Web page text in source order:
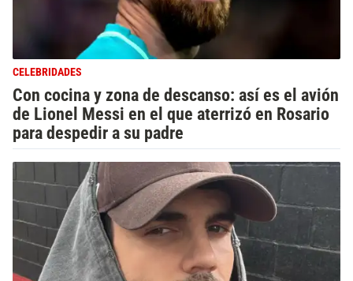
CELEBRIDADES
Con cocina y zona de descanso: así es el avión
de Lionel Messi en el que aterrizó en Rosario
para despedir a su padre